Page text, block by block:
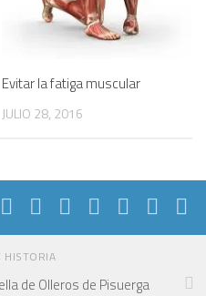
Evitar la fatiga muscular
JULIO 28, 2016
HISTORIA
de Olleros de Pisuerga